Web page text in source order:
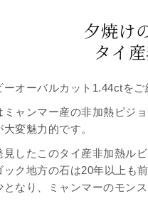
夕焼け
タイ
ーオーバルカット1.44ctを
ミャンマー産の非加熱ピジ
変魅力的です。
したこのタイ産非加熱ルビ
ック地方の石は20年以上も
となり、ミャンマーのモン